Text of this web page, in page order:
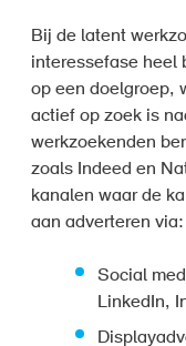
Bij de latent
interessefase heel
op een doelgroep,
actief op zoek is
werkzoekenden
zoals Indeed en
kanalen waar de
aan adverteren via:
Social
LinkedIn,